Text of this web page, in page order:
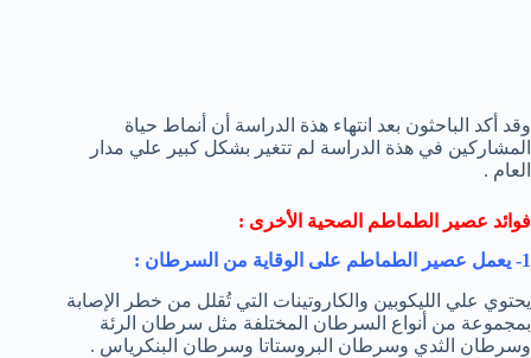
وقد أكد الباحثون بعد انتهاء هذة الدراسة أن أنماط حياة
المشاركين في هذة الدراسة لم تتغير بشكل كبير علي مدار
العام .
فوائد عصير الطماطم الصحية الأخرى :
1- يعمل عصير الطماطم على الوقاية من السرطان :
يحتوي علي الليكوبين والكاروتينات التي تُقلل من خطر الإصابة
بمجموعة من أنواع السرطان المختلفة مثل سرطان الرئة
وسرطان الثدي وسرطان البروستاتا وسرطان البنكرياس .